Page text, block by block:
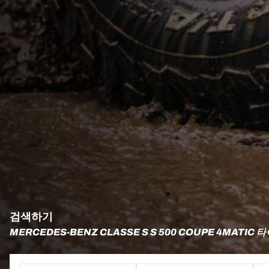
검색하기
MERCEDES-BENZ CLASSE S S 500 COUPE 4MATIC 타